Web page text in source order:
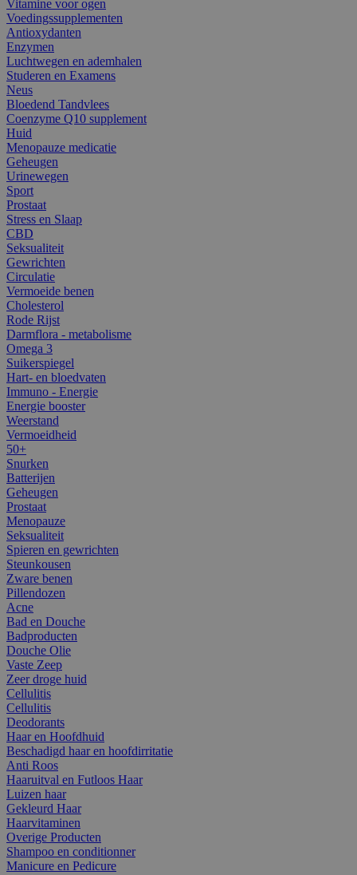
Vitamine voor ogen
Voedingssupplementen
Antioxydanten
Enzymen
Luchtwegen en ademhalen
Studeren en Examens
Neus
Bloedend Tandvlees
Coenzyme Q10 supplement
Huid
Menopauze medicatie
Geheugen
Urinewegen
Sport
Prostaat
Stress en Slaap
CBD
Seksualiteit
Gewrichten
Circulatie
Vermoeide benen
Cholesterol
Rode Rijst
Darmflora - metabolisme
Omega 3
Suikerspiegel
Hart- en bloedvaten
Immuno - Energie
Energie booster
Weerstand
Vermoeidheid
50+
Snurken
Batterijen
Geheugen
Prostaat
Menopauze
Seksualiteit
Spieren en gewrichten
Steunkousen
Zware benen
Pillendozen
Acne
Bad en Douche
Badproducten
Douche Olie
Vaste Zeep
Zeer droge huid
Cellulitis
Cellulitis
Deodorants
Haar en Hoofdhuid
Beschadigd haar en hoofdirritatie
Anti Roos
Haaruitval en Futloos Haar
Luizen haar
Gekleurd Haar
Haarvitaminen
Overige Producten
Shampoo en conditionner
Manicure en Pedicure